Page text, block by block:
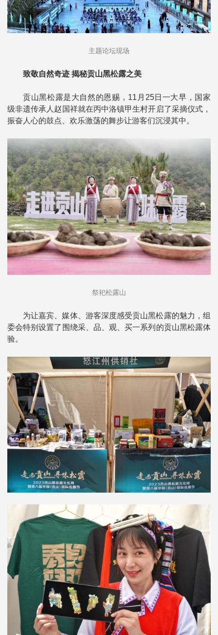
主题论坛现场
致敬自然奇迹 揭秘贡山黑松露之美
贡山黑松露是大自然的恩赐，11月25日一大早，国家
级非遗传承人赵国祥就在丙中洛镇甲生村开启了采摘仪式，
振奋人心的鼓点、欢乐激荡的舞步让游客们沉浸其中。
祭祀松露山
为让嘉宾、媒体、游客深度感受贡山黑松露的魅力，组
委会特别设置了围绕采、品、观、买一系列的贡山黑松露体
验。